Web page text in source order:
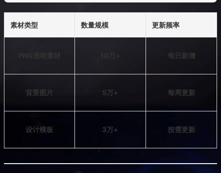
素材类型 数量规模 更新频率
每日新增
背景图片 5万+ 每周更新
设计模板 3万+ 按需更新